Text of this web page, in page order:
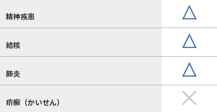
精神疾患
結核
肺炎
疥癬（かいせん）